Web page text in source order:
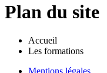
Plan du site
Accueil
Les formations